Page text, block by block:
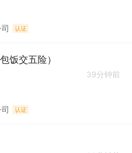
认证
饭交五险）
39分钟前
认证